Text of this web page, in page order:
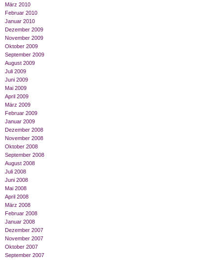
März 2010
Februar 2010
Januar 2010
Dezember 2009
November 2009
Oktober 2009
September 2009
August 2009
Juli 2009
Juni 2009
Mai 2009
April 2009
März 2009
Februar 2009
Januar 2009
Dezember 2008
November 2008
Oktober 2008
September 2008
August 2008
Juli 2008
Juni 2008
Mai 2008
April 2008
März 2008
Februar 2008
Januar 2008
Dezember 2007
November 2007
Oktober 2007
September 2007